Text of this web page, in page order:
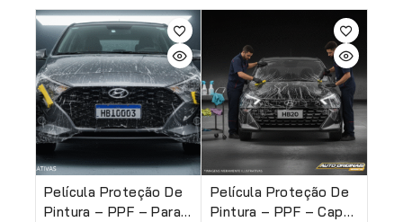
Película Proteção De
Pintura – PPF – Para-
Película Proteção De
Pintura – PPF – Capô